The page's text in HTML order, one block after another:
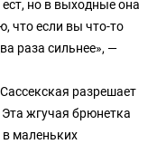
но в выходные она
что если вы что-то
раза сильнее», —
разрешает
Эта жгучая брюнетка
маленьких